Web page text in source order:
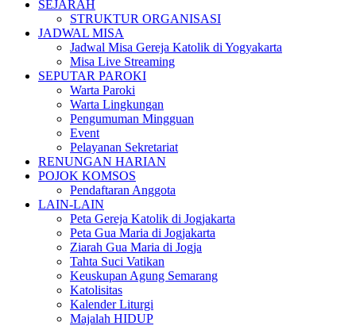
SEJARAH
STRUKTUR ORGANISASI
JADWAL MISA
Jadwal Misa Gereja Katolik di Yogyakarta
Misa Live Streaming
SEPUTAR PAROKI
Warta Paroki
Warta Lingkungan
Pengumuman Mingguan
Event
Pelayanan Sekretariat
RENUNGAN HARIAN
POJOK KOMSOS
Pendaftaran Anggota
LAIN-LAIN
Peta Gereja Katolik di Jogjakarta
Peta Gua Maria di Jogjakarta
Ziarah Gua Maria di Jogja
Tahta Suci Vatikan
Keuskupan Agung Semarang
Katolisitas
Kalender Liturgi
Majalah HIDUP